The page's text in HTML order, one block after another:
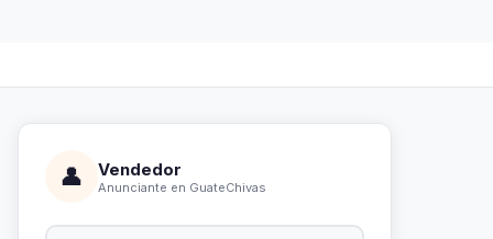
👤 Vendedor
Anunciante en GuateChivas